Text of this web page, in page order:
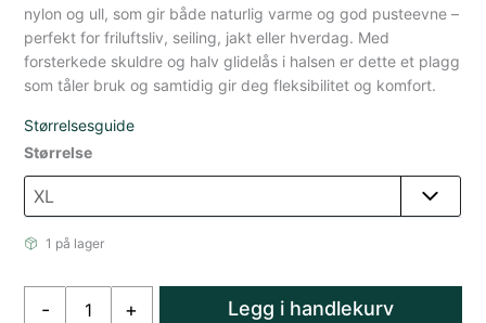
nylon og ull, som gir både naturlig varme og god pusteevne –
perfekt for friluftsliv, seiling, jakt eller hverdag. Med
forsterkede skuldre og halv glidelås i halsen er dette et plagg
som tåler bruk og samtidig gir deg fleksibilitet og komfort.
Størrelsesguide
Størrelse
1 på lager
- + Legg i handlekurv